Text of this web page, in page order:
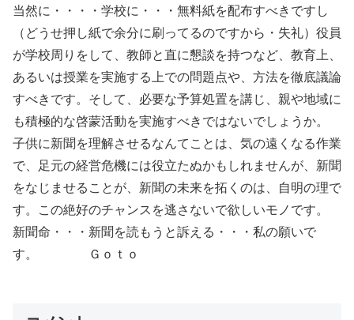
当然に・・・・学校に・・・無料紙を配布すべきですし
（どうせ押し紙で余分に刷ってるのですから・失礼）役員
が学校周りをして、教師と直に懇談を持つなど、教育上、
あるいは授業を実施する上での問題点や、方法を徹底議論
すべきです。そして、必要な予算処置を講じ、親や地域に
も積極的な啓蒙活動を実施すべきではないでしょうか。
子供に新聞を理解させるなんてことは、気の遠くなる作業
で、足元の経営危機には役立たぬかもしれませんが、新聞
をなじませることが、新聞の未来を拓くのは、自明の理で
す。この絶好のチャンスを逃さないで欲しいモノです。
新聞命・・・新聞を読もうと訴える・・・私の願いで
す。 Ｇｏｔｏ